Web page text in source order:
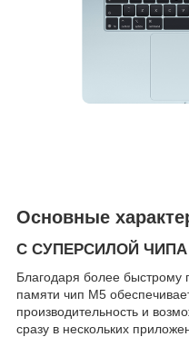
Основные
C СУПЕРСИЛОЙ ЧИПА
Благодаря более быстрому
памяти чип M5
производительность и
сразу в нескольких